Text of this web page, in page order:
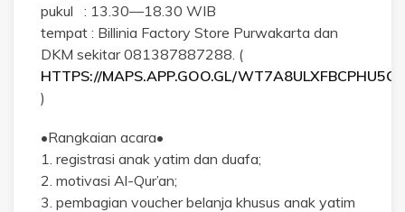
pukul : 13.30—18.30 WIB
tempat : Billinia Factory Store Purwakarta dan
DKM sekitar 081387887288. (
HTTPS://MAPS.APP.GOO.GL/WT7A8ULXFBCPHU5C6
)
•Rangkaian acara•
1. registrasi anak yatim dan duafa;
2. motivasi Al-Qur’an;
3. pembagian voucher belanja khusus anak yatim